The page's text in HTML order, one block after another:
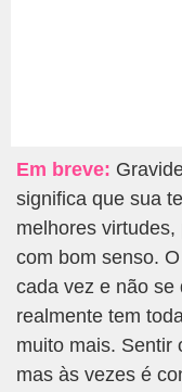
Em breve:
significa que sua
melhores
com bom senso.
cada vez e não se
realmente tem
muito mais. Sentir
mas às vezes é